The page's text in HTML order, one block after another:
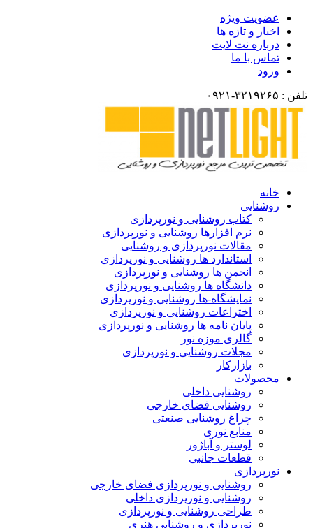
عضویت ویژه
اخبار و تازه ها
درباره نت لایت
تماس با ما
ورود
تلفن : ۳۲۱۹۲۶۵-۰۹۲۱
خانه
روشنایی
کتاب روشنایی و نورپردازی
نرم افزارها روشنایی و نورپردازی
مقالات نورپردازی و روشنایی
استاندارد ها روشنایی و نورپردازی
انجمن ها روشنایی و نورپردازی
دانشگاه ها روشنایی و نورپردازی
نمایشگاه-ها روشنایی و نورپردازی
اختراعات روشنایی و نورپردازی
پایان نامه ها روشنایی و نورپردازی
گالری موزه نور
مجلات روشنایی و نورپردازی
بازارکار
محصولات
روشنایی داخلی
روشنایی فضای خارجی
چراغ روشنایی صنعتی
منابع نوری
لوستر و آباژور
قطعات جانبی
نورپردازی
روشنایی و نورپردازی فضای خارجی
روشنایی و نورپردازی داخلی
طراحی روشنایی و نورپردازی
نورپردازی و روشنایی هنری